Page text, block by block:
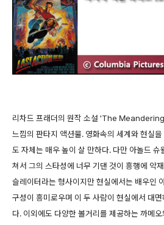
리차드 프래더의 원작 소설 'The
느낌의 판타지 액션물. 영화속의 세계와 현실
도 자체는 매우 높이 살 만하다. 다만 아놀드
쳐서 그의 스타성에 너무 기댄 것이 흥행에 악
슬레이터라는 형사이지만 현실에서는 배우인
구성이 흥미로우며 이 두 사람이 현실에서 대
다. 이외에도 다양한 볼거리를 제공하는 까메